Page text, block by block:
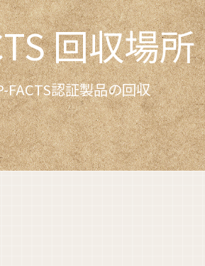
回収場所
FACTS認証製品の回収